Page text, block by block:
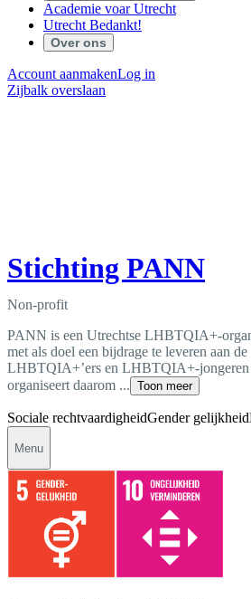
Academie voar Utrecht
Utrecht Bedankt!
Over ons
Account aanmakenLog in
Zijbalk overslaan
Stichting PANN
Non-profit
PANN is een Utrechtse LHBTQIA+-
met als doel een bijdrage te leveren aan
LHBTQIA+’ers en LHBTQIA+-
organiseert daarom ... Toon meer
Sociale rechtvaardigheidGender gelijkheid
Menu